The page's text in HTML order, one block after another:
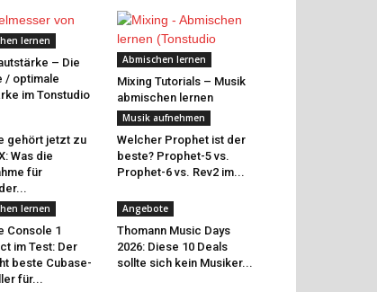
lernen
– Die
/ optimale
im Tonstudio
Abmischen lernen
Mixing Tutorials – Musik
abmischen lernen
gehört jetzt zu
Was die
für
Musik aufnehmen
Welcher Prophet ist der
beste? Prophet-5 vs.
Prophet-6 vs. Rev2 im...
lernen
Console 1
im Test: Der
beste Cubase-
für...
Angebote
Thomann Music Days
2026: Diese 10 Deals
sollte sich kein Musiker...